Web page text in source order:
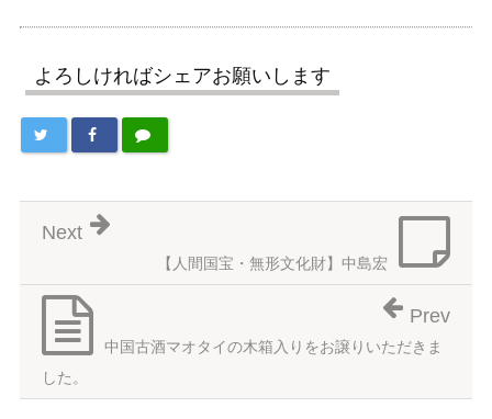
よろしければシェアお願いします
【人間国宝・無形文化財】中島宏
Next
中国古酒マオタイの木箱入りをお譲りいただきま
した。
Prev